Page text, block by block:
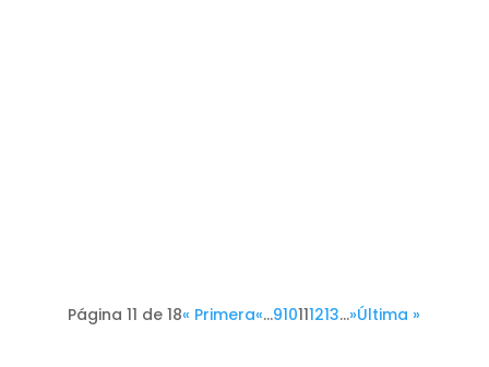
Página 11 de 18« Primera«...910111213...»Última »